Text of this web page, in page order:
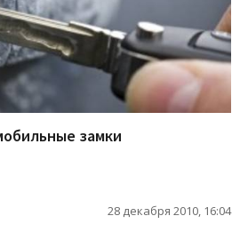
замки
28 декабря 2010, 16:04